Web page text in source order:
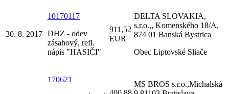
30. 8. 2017
10170117
DHZ - odev
zásahový, refl.
nápis "HASIČI"
911,52
EUR
DELTA SLOVAKIA,
s.r.o.,, Komenského 18/A,
874 01 Banská Bystrica
Obec Liptovské Sliače
170621
MS BROS s.r.o.,Michalská